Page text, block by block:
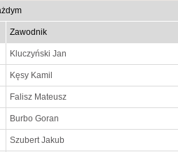
Zawodnik
Kluczyński Jan
Kęsy Kamil
Falisz Mateusz
Burbo Goran
Szubert Jakub